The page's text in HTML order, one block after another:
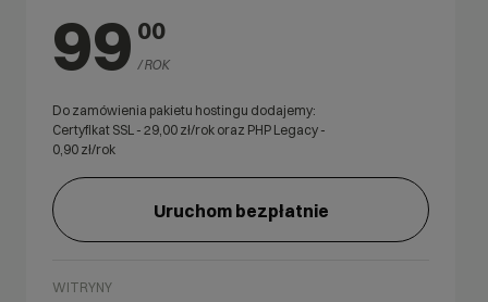
99 00
/ ROK
Do zamówienia pakietu hostingu dodajemy:
Certyfikat SSL - 29,00 zł/rok oraz PHP Legacy -
0,90 zł/rok
Uruchom bezpłatnie
WITRYNY